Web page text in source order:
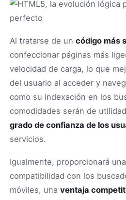
Al tratarse de un código más
confeccionar páginas más
velocidad de carga, lo que
del usuario al acceder y
como su indexación en los
comodidades serán de
grado de confianza de los
servicios.
Igualmente, proporcionará
compatibilidad con los
móviles, una ventaja